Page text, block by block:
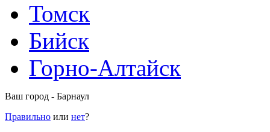
Томск
Бийск
Горно-Алтайск
Ваш город - Барнаул
Правильно или нет?